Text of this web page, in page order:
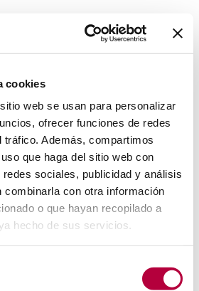
cookies
web se usan para personalizar
ofrecer funciones de redes
Además, compartimos
que haga del sitio web con
sociales, publicidad y análisis
combinarla con otra información
o que hayan recopilado a
hecho de sus servicios.